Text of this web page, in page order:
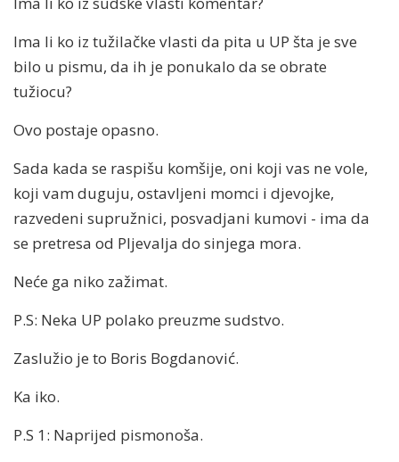
Ima li ko iz tužilačke vlasti da pita u UP šta je sve
bilo u pismu, da ih je ponukalo da se obrate
tužiocu?
Ovo postaje opasno.
Sada kada se raspišu komšije, oni koji vas ne vole,
koji vam duguju, ostavljeni momci i djevojke,
razvedeni supružnici, posvadjani kumovi - ima da
se pretresa od Pljevalja do sinjega mora.
Neće ga niko zažimat.
P.S: Neka UP polako preuzme sudstvo.
Zaslužio je to Boris Bogdanović.
Ka iko.
P.S 1: Naprijed pismonoša.